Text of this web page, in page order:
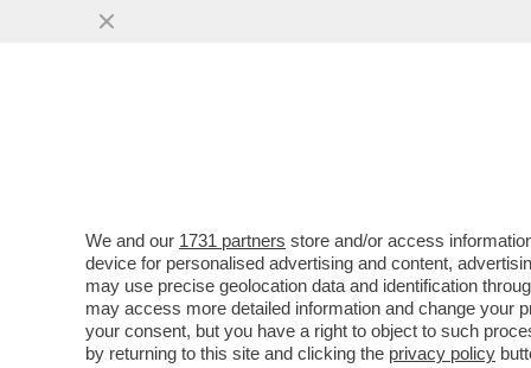
LA FAMIGLIA DI MARISA
POSTALE DI ADOLFO
VAI ALL'ARTICOLO
We and our 1731 partners store and/or access
device for personalised advertising and content,
may use precise geolocation data and identification
may access more detailed information and change your
your consent, but you have a right to object to such
by returning to this site and clicking the privacy policy